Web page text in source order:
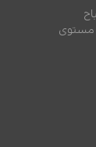
مستوى